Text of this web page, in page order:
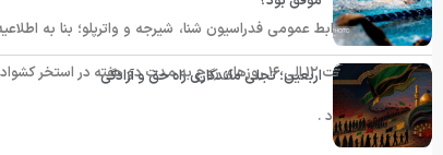
۱۳۹۴ از ساعت ۱۲ الی ۱۶ روزهای زوج به مدت دو
برگزار می شود .
اربعین؛ تجلی ماندگاری راه حق و آزادگی